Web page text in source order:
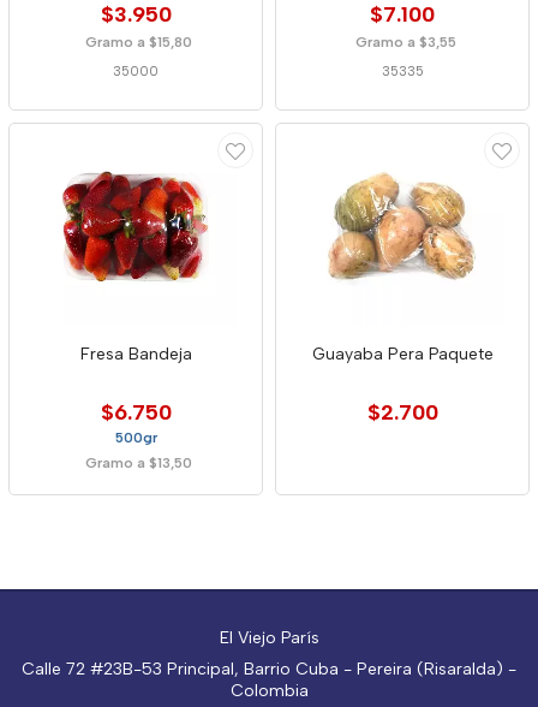
$3.950
Gramo a $15,80
35000
$7.100
Gramo a $3,55
35335
Fresa Bandeja
$6.750
500gr
Gramo a $13,50
Guayaba Pera Paquete
$2.700
El Viejo París
Calle 72 #23B-53 Principal, Barrio Cuba - Pereira (Risaralda) -
Colombia